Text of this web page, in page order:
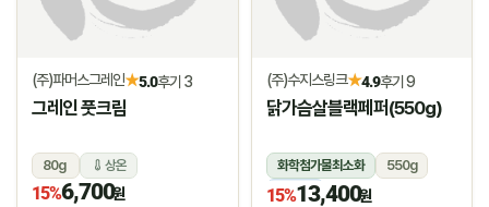
(주)파머스그레인★5.0후기 3
그레인 풋크림
80g 상온
15%6,700원
(주)수지스링크★4.9후기 9
닭가슴살블랙페퍼(550g)
화학첨가물최소화
550g
냉동
15%13,400원